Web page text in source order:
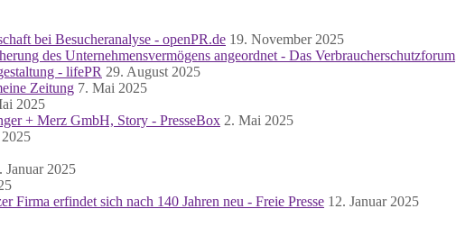
bei Besucheranalyse - openPR.de 19. November 2025
des Unternehmensvermögens angeordnet - Das Verbraucherschutzforum
- lifePR 29. August 2025
Zeitung 7. Mai 2025
2025
+ Merz GmbH, Story - PresseBox 2. Mai 2025
Januar 2025
Firma erfindet sich nach 140 Jahren neu - Freie Presse 12. Januar 2025